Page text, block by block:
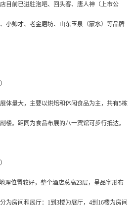
目前已进驻泡吧、回头客、唐人神（上市公
小帅才、老金磨坊、山东玉泉（蒙水）等品牌
体量大，主要以烘焙和休闲食品为主，共有5栋
楼。距同为食品布展的八一宾馆可步行抵达。
理位置较好，整个酒店总高23层，呈品字形布
为房间和展厅：1到3楼为展厅，4到16楼为房间